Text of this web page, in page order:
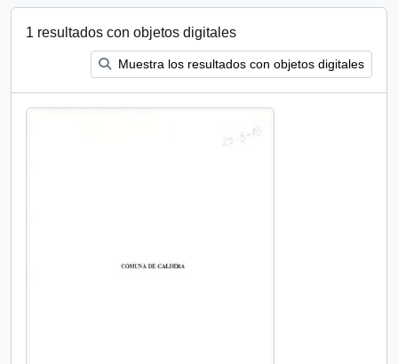
1 resultados con objetos digitales
Muestra los resultados con objetos digitales